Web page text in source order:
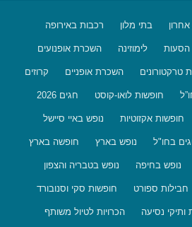
בתי מלון רכבות באירופה
הסעות לימוזינה השכרת אופנועים
טרקטורונים השכרת אופניים קרוזים
חופשות לואו-קוסט חגים 2026
חופשות אקזוטיות נופש באיי סיישל
בחו"ל נופש בארץ חופשה בארץ
נופש בחיפה נופש בטבריה והצפון
חבילות ספורט חופשות סקי וסנובורד
ותיקי נסיעה הכרויות לטיול משותף